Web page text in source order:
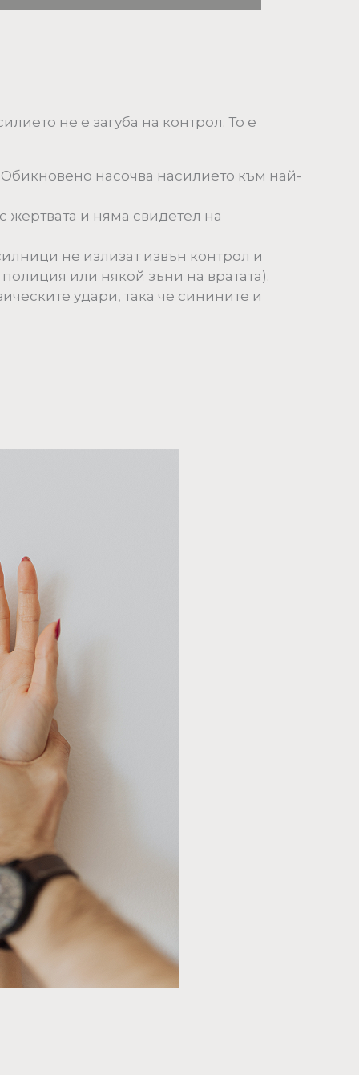
не е загуба на контрол. То е
насочва насилието към най-
жертвата и няма свидетел на
не излизат извън контрол и
или някой зъни на вратата).
удари, така че синините и